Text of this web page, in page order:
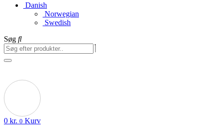
Danish
Norwegian
Swedish
Søg
0 kr. 0 Kurv